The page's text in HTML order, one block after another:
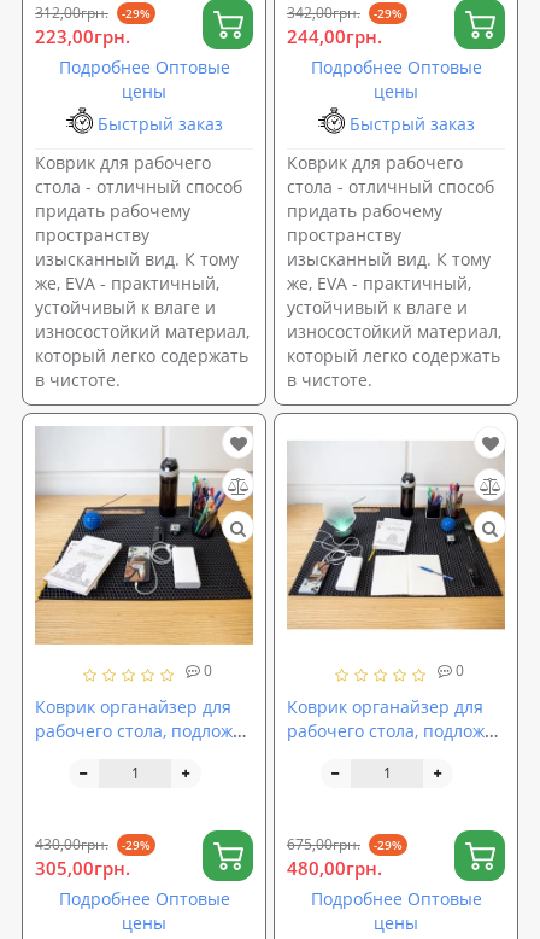
312,00грн. -29%
223,00грн.
Подробнее Оптовые
цены
Быстрый заказ
Коврик для рабочего
стола - отличный способ
придать рабочему
пространству
изысканный вид. К тому
же, EVA - практичный,
устойчивый к влаге и
износостойкий материал,
который легко содержать
в чистоте.
342,00грн. -29%
244,00грн.
Подробнее Оптовые
цены
Быстрый заказ
Коврик для рабочего
стола - отличный способ
придать рабочему
пространству
изысканный вид. К тому
же, EVA - практичный,
устойчивый к влаге и
износостойкий материал,
который легко содержать
в чистоте.
0
Коврик органайзер для
рабочего стола, подложка
OSPORT (R-00061)
430,00грн. -29%
305,00грн.
Подробнее Оптовые
цены
0
Коврик органайзер для
рабочего стола, подложка
OSPORT (R-00062)
675,00грн. -29%
480,00грн.
Подробнее Оптовые
цены